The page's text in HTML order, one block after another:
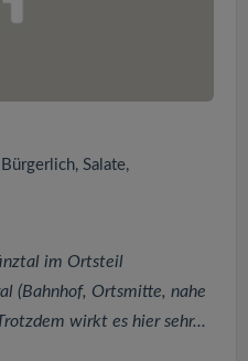
Salate,
im Ortsteil
(Bahnhof, Ortsmitte, nahe
wirkt es hier sehr...